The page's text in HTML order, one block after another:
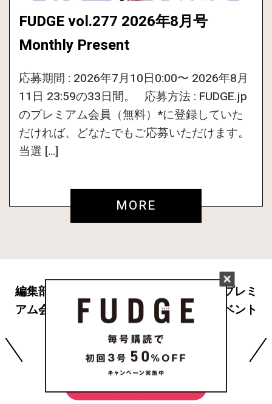
FUDGE vol.277 2026年8月号
Monthly Present
応募期間 : 2026年7月10日0:00〜 2026年8月
11日 23:59の33日間。 応募方法 : FUDGE.jp
のプレミアム会員（無料）*に登録していた
だければ、どなたでもご応募いただけます。
当選 […]
MORE
編集部から配信されるメールマガジンやプレミ
アム会員限定プレゼント、スペシャルイベント
への応募など特典が満載です。
無料でご登録いただけます。
新規会員登録